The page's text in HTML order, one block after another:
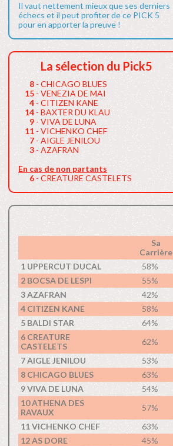
Il vaut nettement mieux que ses derniers
échecs et il peut profiter de ce PICK 5
pour en apporter la preuve !
La sélection du Pick5
8- CHICAGO BLUES
15- VENEZIA DE MAI
4- CITIZEN KANE
14- BAXTER DU KLAU
9- VIVA DE LUNA
11- VICHENKO CHEF
7- AIGLE JENILOU
3- AZAFRAN
En cas de non partants
6- CREATURE CASTELETS
Sa
Carrière
1 UPPERCUT DUCAL
58%
2 BOCSA DE LESPI
55%
3 AZAFRAN
42%
4 CITIZEN KANE
58%
5 BALDI STAR
64%
6 CREATURE
CASTELETS
62%
7 AIGLE JENILOU
53%
8 CHICAGO BLUES
63%
9 VIVA DE LUNA
54%
10 ATHENA DES
RAVAUX
57%
11 VICHENKO CHEF
63%
12 AS DORE
45%